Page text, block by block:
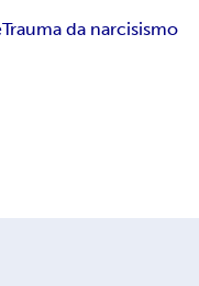
Trauma da narcisismo